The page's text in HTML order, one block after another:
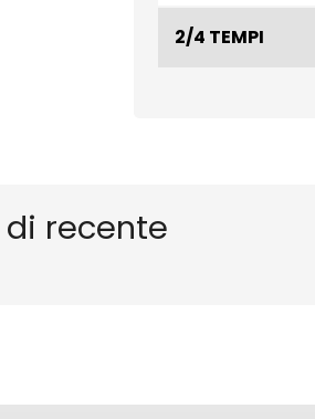
2/4 TEMPI
recente